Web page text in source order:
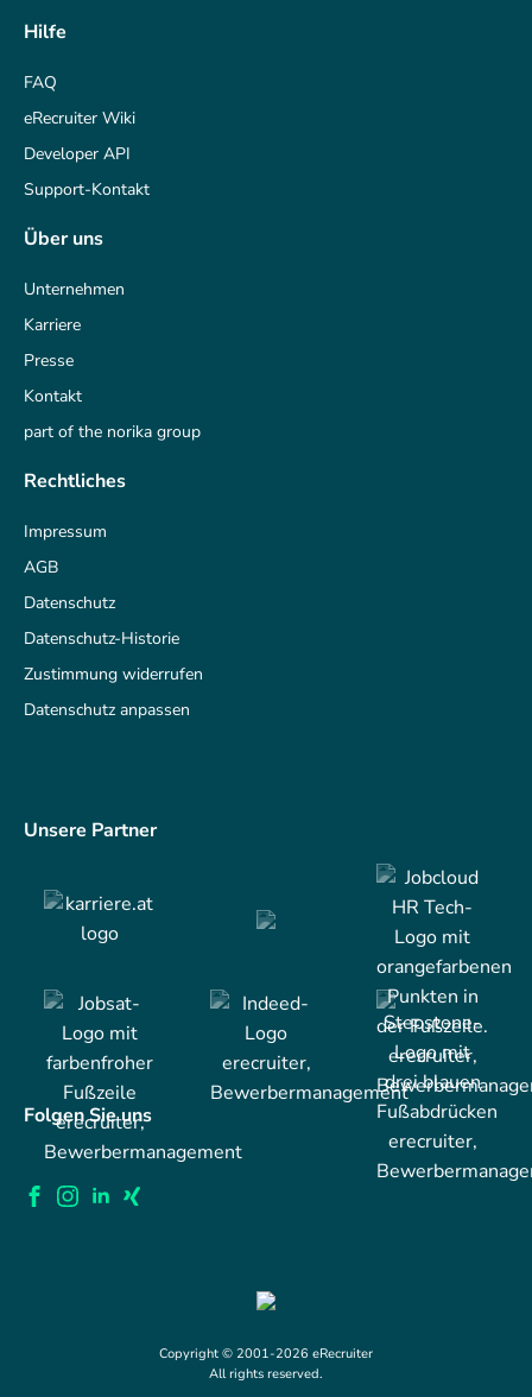
Hilfe
FAQ
eRecruiter Wiki
Developer API
Support-Kontakt
Über uns
Unternehmen
Karriere
Presse
Kontakt
part of the norika group
Rechtliches
Impressum
AGB
Datenschutz
Datenschutz-Historie
Zustimmung widerrufen
Datenschutz anpassen
Unsere Partner
Folgen Sie uns
Copyright © 2001-2026 eRecruiter
All rights reserved.